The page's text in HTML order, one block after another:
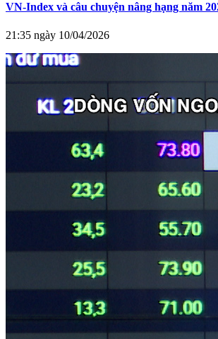
VN-Index và câu chuyện nâng hạng năm
21:35 ngày 10/04/2026